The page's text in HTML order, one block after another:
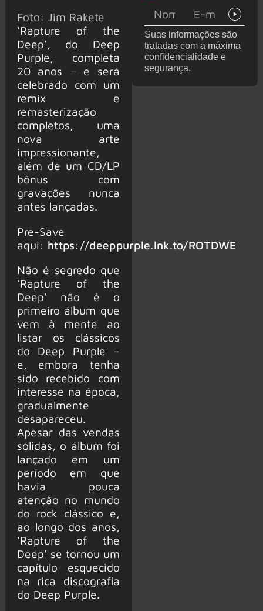
Foto: Jim Rakete
‘Rapture of the
Deep’, do Deep
Purple, completa
20 anos – e será
celebrado com um
remix e
remasterização
completos, uma
nova arte
impressionante,
além de um CD/LP
bônus com
gravações nunca
antes lançadas.
Pre-Save
aqui: https://deeppurple.lnk.to/ROTDWE
Não é segredo que
‘Rapture of the
Deep’ não é o
primeiro álbum que
vem à mente ao
listar os clássicos
do Deep Purple –
e, embora tenha
sido recebido com
interesse na época,
gradualmente
desapareceu.
Apesar das vendas
sólidas, o álbum foi
lançado em um
período em que
havia pouca
atenção no mundo
do rock clássico e,
ao longo dos anos,
‘Rapture of the
Deep’ se tornou um
capítulo esquecido
na rica discografia
do Deep Purple.
Suas informações são
tratadas com a máxima
confidencialidade e
segurança.